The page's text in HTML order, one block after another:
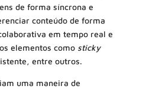
de forma síncrona e
conteúdo de forma
em tempo real e
elementos como sticky
entre outros.
uma maneira de